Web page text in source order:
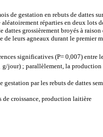
de gestation en rebuts de dattes
réparties en deux
grossièrement broyés à
leurs agneaux durant le premier
significatives (P= 0,007)
g/jour) ; parallèlement, la
par les rebuts de dattes
de croissance, production laitière